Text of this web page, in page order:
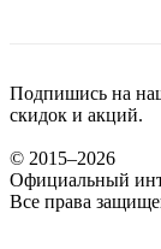
Подпишись на
скидок и акций.
© 2015–2026
Официальный
Все права